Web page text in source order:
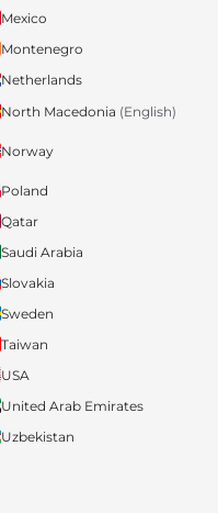
Mexico
Montenegro
Netherlands
North Macedonia (English)
Norway
Poland
Qatar
Saudi Arabia
Slovakia
Sweden
Taiwan
USA
United Arab Emirates
Uzbekistan